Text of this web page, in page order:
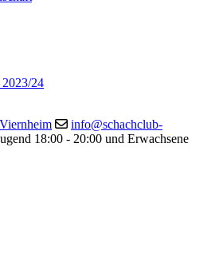
24
info@schachclub-
18:00 - 20:00 und Erwachsene